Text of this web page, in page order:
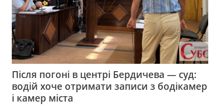
Після погоні в центрі Бердичева — суд:
водій хоче отримати записи з бодікамер
і камер міста